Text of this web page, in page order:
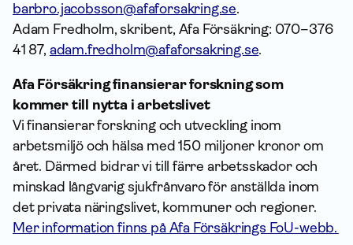
barbro.jacobsson@afaforsakring.se.
Adam Fredholm, skribent, Afa Försäkring: 070–376
41 87, adam.fredholm@afaforsakring.se.
Afa Försäkring finansierar forskning som
kommer till nytta i arbetslivet
Vi finansierar forskning och utveckling inom
arbetsmiljö och hälsa med 150 miljoner kronor om
året. Därmed bidrar vi till färre arbetsskador och
minskad långvarig sjukfrånvaro för anställda inom
det privata näringslivet, kommuner och regioner.
Mer information finns på Afa Försäkrings FoU-webb.